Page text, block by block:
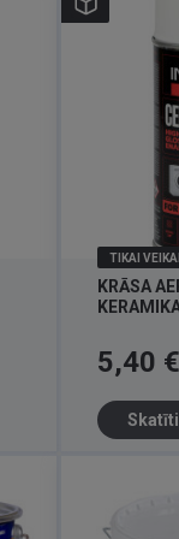
TIKAI
KRĀSA
Cena
5,40 €